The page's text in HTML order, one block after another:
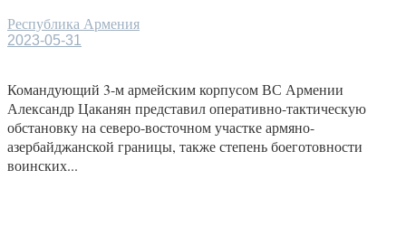
Республика Армения
2023-05-31
Командующий 3-м армейским корпусом ВС Армении
Александр Цаканян представил оперативно-тактическую
обстановку на северо-восточном участке армяно-
азербайджанской границы, также степень боеготовности
воинских...